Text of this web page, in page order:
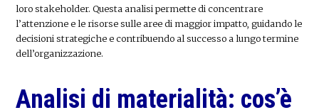
loro stakeholder. Questa analisi permette di concentrare
l’attenzione e le risorse sulle aree di maggior impatto, guidando le
decisioni strategiche e contribuendo al successo a lungo termine
dell’organizzazione.
Analisi di materialità: cos’è